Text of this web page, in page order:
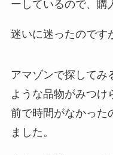
ーしているので、購
迷いに迷ったのです
アマゾンで探してみ
ような品物がみつけ
前で時間がなかった
ました。